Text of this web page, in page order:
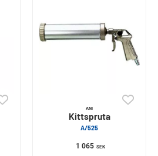
ANI
Kittspruta
A/525
1 065 SEK